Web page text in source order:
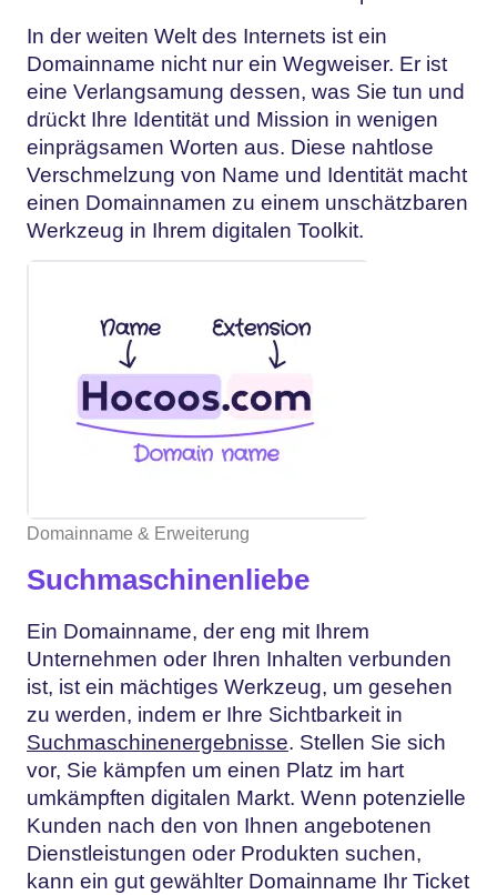
In der weiten Welt des Internets ist ein
Domainname nicht nur ein Wegweiser. Er ist
eine Verlangsamung dessen, was Sie tun und
drückt Ihre Identität und Mission in wenigen
einprägsamen Worten aus. Diese nahtlose
Verschmelzung von Name und Identität macht
einen Domainnamen zu einem unschätzbaren
Werkzeug in Ihrem digitalen Toolkit.
Domainname & Erweiterung
Suchmaschinenliebe
Ein Domainname, der eng mit Ihrem
Unternehmen oder Ihren Inhalten verbunden
ist, ist ein mächtiges Werkzeug, um gesehen
zu werden, indem er Ihre Sichtbarkeit in
Suchmaschinenergebnisse. Stellen Sie sich
vor, Sie kämpfen um einen Platz im hart
umkämpften digitalen Markt. Wenn potenzielle
Kunden nach den von Ihnen angebotenen
Dienstleistungen oder Produkten suchen,
kann ein gut gewählter Domainname Ihr Ticket